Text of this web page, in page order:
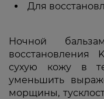
Для
Ночной
восстановления
сухую кожу в
уменьшить
морщины,